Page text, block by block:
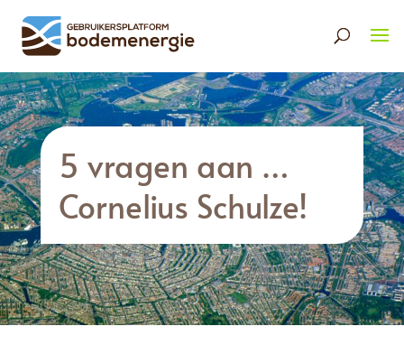
5 vragen aan …
Cornelius Schulze!